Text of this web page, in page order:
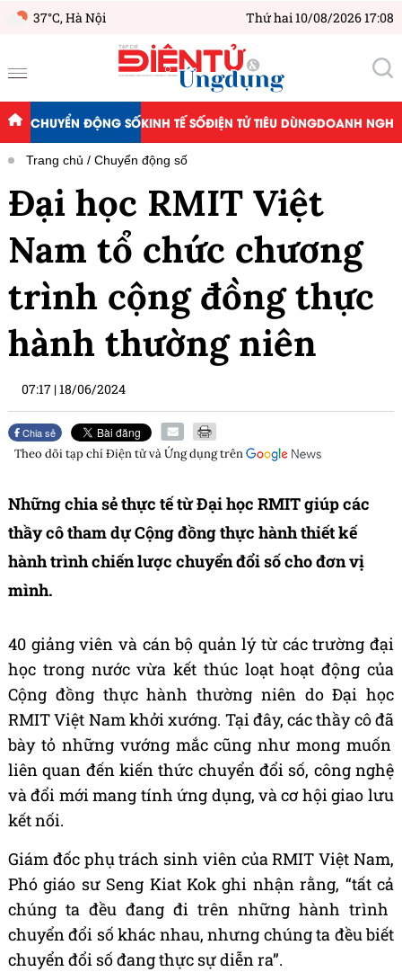
37°C,Hà Nội Thứ hai 10/08/2026 17:08
CHUYỂN ĐỘNG SỐKINH TẾ SỐĐIỆN TỬ TIÊU DÙNGDOANH
Trang chủ Chuyển động số
Đại học RMIT Việt
Nam tổ chức chương
trình cộng đồng thực
hành thường niên
07:17 |18/06/2024
Chia sẻ
Theo dõi tạp chíĐiện tử và Ứng dụngtrên
Những chia sẻ thực tế từ Đại học RMIT giúp các
thầy cô tham dự Cộng đồng thực hành thiết kế
hành trình chiến lược chuyển đổi số cho đơn vị
mình.
40 giảng viên vàcán bộ quản lýtừ các trườngđại
học trong nước vừa kết thúc loạt hoạtđộng của
Cộng đồng thực hành thường niên doĐại học
RMIT Việt Nam khởi xướng. Tạiđây, các thầy cô đã
bày tỏnhững vướng mắc cũng như mong muốn
liên quan đến kiến thức chuyểnđổi số, công nghệ
và đổi mới mang tínhứng dụng, vàcơhội giao lưu
kết nối.
Giám đốc phụtrách sinh viên của RMIT Việt Nam,
Phó giáo sưSeng Kiat Kok ghi nhận rằng, “tất cả
chúng ta đều đang đi trên những hành trình
chuyểnđổi sốkhác nhau, nhưng chúng ta đều biết
chuyểnđổi số đang thực sựdiễn ra”.